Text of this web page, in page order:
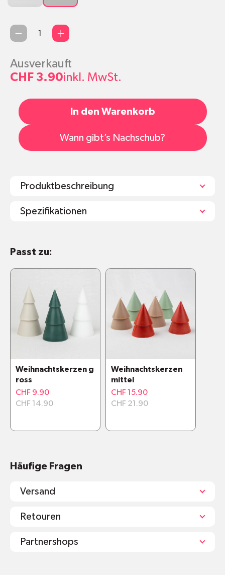
Anzahl
Ausverkauft
CHF 3.90inkl. MwSt.
In den Warenkorb
Wann gibt’s Nachschub?
Produktbeschreibung
Spezifikationen
Recyclingpapier
Größe 16 × 23 cm
Passt zu:
Weihnachtskerzen g
ross
CHF 9.90
CHF 14.90
Weihnachtskerzen
mittel
CHF 15.90
CHF 21.90
Häufige Fragen
Versand
Retouren
Partnershops